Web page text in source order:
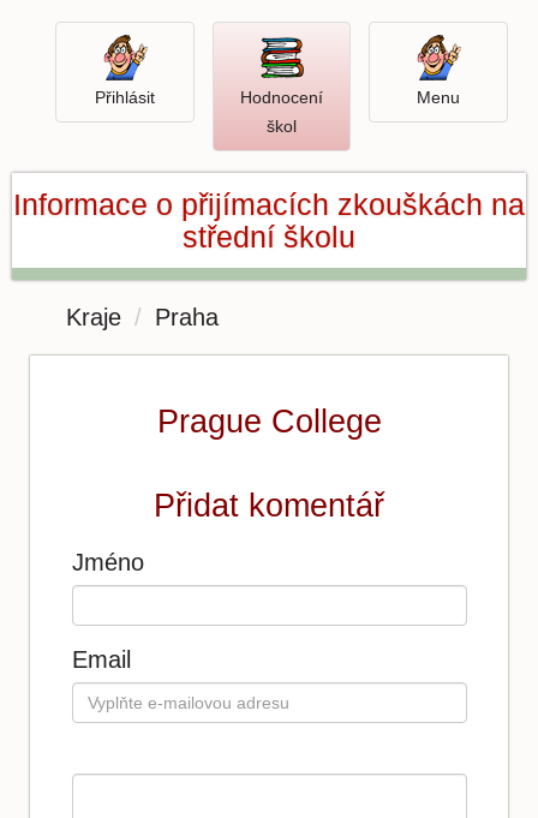
Menu
Hodnocení
školOtevři
hodnocení
PřihlásitPřihlásit
Informace o přijímacích zkouškách na
střední školu
Kraje Praha
Prague College
Přidat komentář
Jméno
Email